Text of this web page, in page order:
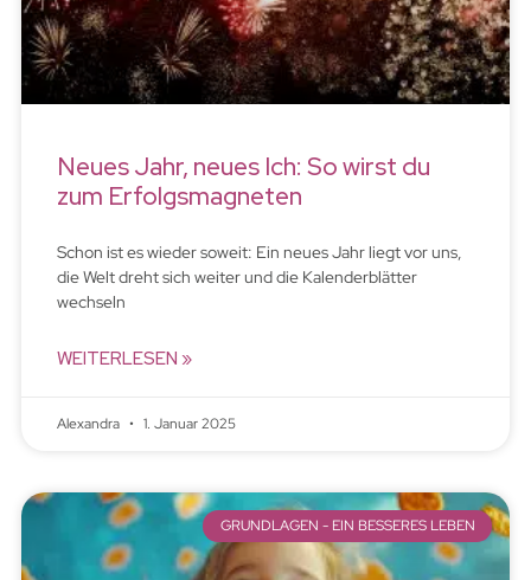
Neues Jahr, neues Ich: So wirst du
zum Erfolgsmagneten
Schon ist es wieder soweit: Ein neues Jahr liegt vor uns,
die Welt dreht sich weiter und die Kalenderblätter
wechseln
WEITERLESEN »
Alexandra 1. Januar 2025
GRUNDLAGEN - EIN BESSERES LEBEN